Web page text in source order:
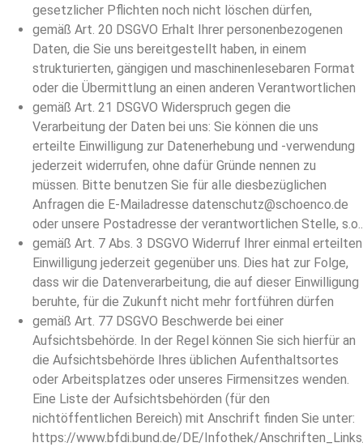
gesetzlicher Pflichten noch nicht löschen dürfen,
gemäß Art. 20 DSGVO Erhalt Ihrer personenbezogenen
Daten, die Sie uns bereitgestellt haben, in einem
strukturierten, gängigen und maschinenlesebaren Format
oder die Übermittlung an einen anderen Verantwortlichen
gemäß Art. 21 DSGVO Widerspruch gegen die
Verarbeitung der Daten bei uns: Sie können die uns
erteilte Einwilligung zur Datenerhebung und -verwendung
jederzeit widerrufen, ohne dafür Gründe nennen zu
müssen. Bitte benutzen Sie für alle diesbezüglichen
Anfragen die E-Mailadresse datenschutz@schoenco.de
oder unsere Postadresse der verantwortlichen Stelle, s.o..
gemäß Art. 7 Abs. 3 DSGVO Widerruf Ihrer einmal erteilten
Einwilligung jederzeit gegenüber uns. Dies hat zur Folge,
dass wir die Datenverarbeitung, die auf dieser Einwilligung
beruhte, für die Zukunft nicht mehr fortführen dürfen
gemäß Art. 77 DSGVO Beschwerde bei einer
Aufsichtsbehörde. In der Regel können Sie sich hierfür an
die Aufsichtsbehörde Ihres üblichen Aufenthaltsortes
oder Arbeitsplatzes oder unseres Firmensitzes wenden.
Eine Liste der Aufsichtsbehörden (für den
nichtöffentlichen Bereich) mit Anschrift finden Sie unter:
https://www.bfdi.bund.de/DE/Infothek/